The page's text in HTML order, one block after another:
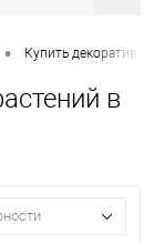
• Купить
в